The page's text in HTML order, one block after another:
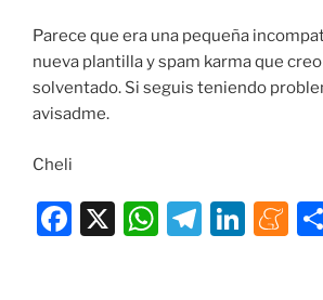
Parece que era una pequeña
nueva plantilla y spam karma que
solventado. Si seguis teniendo
avisadme.
Cheli
F
X
W T
Li M